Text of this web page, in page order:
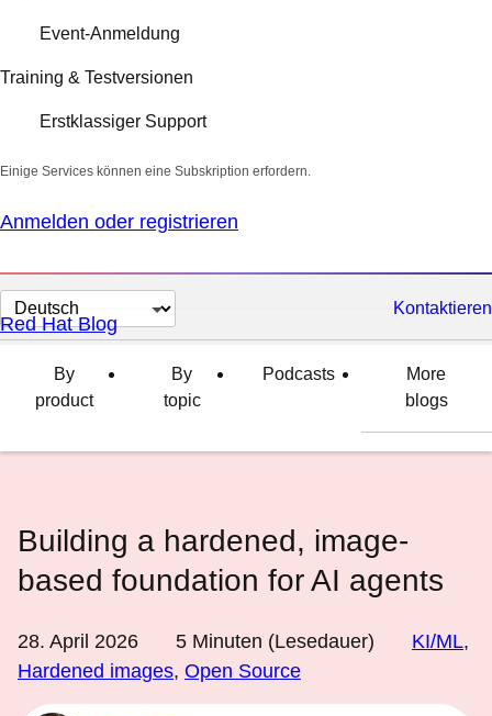
Event-Anmeldung
Training & Testversionen
Erstklassiger Support
Einige Services können eine Subskription erfordern.
Anmelden oder registrieren
Sprache
auswählen
Kontaktieren
Red Hat Blog
By
product
By
topic
Podcasts
More
blogs
Building a hardened, image-
based foundation for AI agents
28. April 2026 5 Minuten (Lesedauer) KI/ML,
Hardened images, Open Source